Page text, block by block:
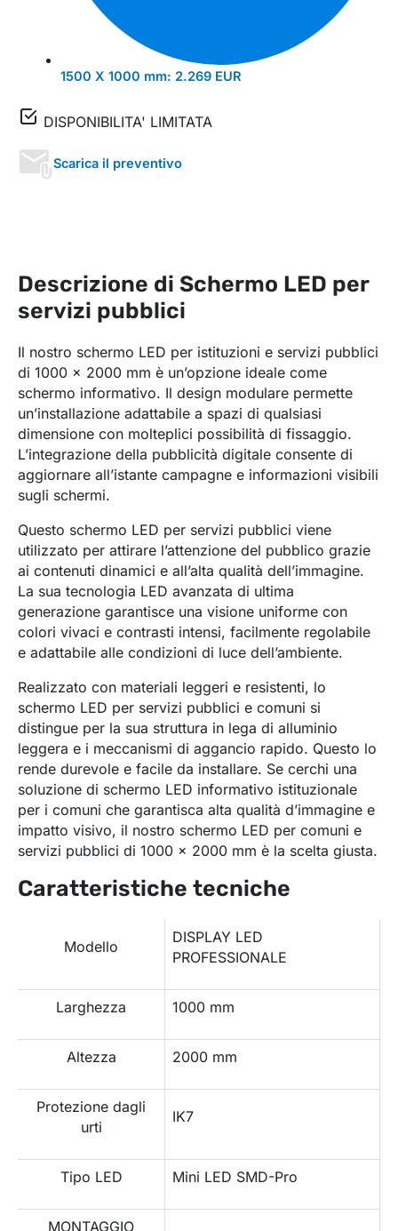
1500 X 1000 mm: 2.269 EUR
DISPONIBILITA' LIMITATA
Scarica il preventivo
Descrizione di Schermo LED per
servizi pubblici
Il nostro schermo LED per istituzioni e servizi pubblici
di 1000 x 2000 mm è un’opzione ideale come
schermo informativo. Il design modulare permette
un’installazione adattabile a spazi di qualsiasi
dimensione con molteplici possibilità di fissaggio.
L’integrazione della pubblicità digitale consente di
aggiornare all’istante campagne e informazioni visibili
sugli schermi.
Questo schermo LED per servizi pubblici viene
utilizzato per attirare l’attenzione del pubblico grazie
ai contenuti dinamici e all’alta qualità dell’immagine.
La sua tecnologia LED avanzata di ultima
generazione garantisce una visione uniforme con
colori vivaci e contrasti intensi, facilmente regolabile
e adattabile alle condizioni di luce dell’ambiente.
Realizzato con materiali leggeri e resistenti, lo
schermo LED per servizi pubblici e comuni si
distingue per la sua struttura in lega di alluminio
leggera e i meccanismi di aggancio rapido. Questo lo
rende durevole e facile da installare. Se cerchi una
soluzione di schermo LED informativo istituzionale
per i comuni che garantisca alta qualità d’immagine e
impatto visivo, il nostro schermo LED per comuni e
servizi pubblici di 1000 x 2000 mm è la scelta giusta.
Caratteristiche tecniche
Modello
DISPLAY LED
PROFESSIONALE
Larghezza 1000 mm
Altezza 2000 mm
Protezione dagli
urti
IK7
Tipo LED Mini LED SMD-Pro
MONTAGGIO